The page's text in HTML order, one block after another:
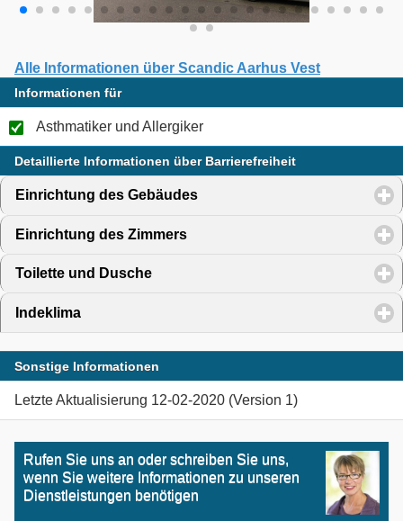
Alle Informationen über Scandic Aarhus Vest
Informationen für
Asthmatiker und Allergiker
Detaillierte Informationen über Barrierefreiheit
Einrichtung des Gebäudes
Einrichtung des Zimmers
Toilette und Dusche
Indeklima
Sonstige Informationen
Letzte Aktualisierung 12-02-2020 (Version 1)
Rufen Sie uns an oder schreiben Sie uns,
wenn Sie weitere Informationen zu unseren
Dienstleistungen benötigen